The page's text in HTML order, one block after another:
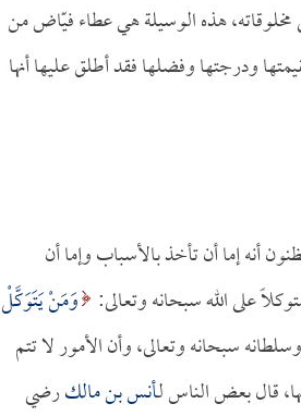
مخلوقاته، هذه الوسيلة هي عطاء فيّاض من
ودرجتها وفضلها فقد أطلق عليها أنها
أنه إما أن تأخذ بالأسباب وإما أن
على الله سبحانه وتعالى: وَمَنْ يَتَوَكَّلْ
وسلطانه سبحانه وتعالى، وأن الأمور لا تتم
قال بعض الناس لـأنس بن مالكرضي